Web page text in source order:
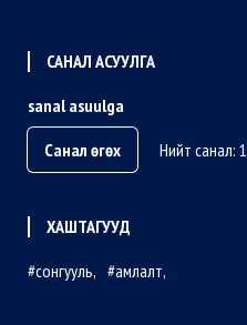
САНАЛ АСУУЛГА
sanal asuulga
Санал өгөх
Нийт санал: 1
ХАШТАГУУД
сонгууль
амлалт